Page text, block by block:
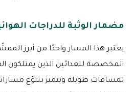
مضمار الوثبة للدراجات
يعتبر هذا المسار واحدًا من أبرز
المخصصة للعدائين الذين يمتلكون